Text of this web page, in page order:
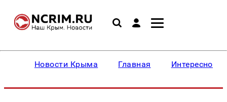
Новости Крыма Главная Интересное